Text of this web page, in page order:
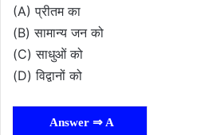
(A) प्रीतम का
(B) सामान्य जन को
(C) साधुओं को
(D) विद्वानों को
Answer ⇒ A